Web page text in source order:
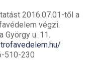
2016.07.01-től a
végzi.
György u. 11.
510-230